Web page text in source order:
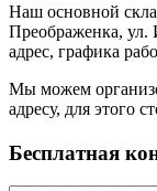
Наш основной
Преображенка, ул.
адрес, графика
Мы можем
адресу, для этого
Бесплатная